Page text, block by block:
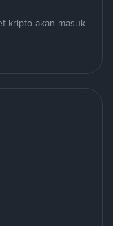
kripto akan masuk